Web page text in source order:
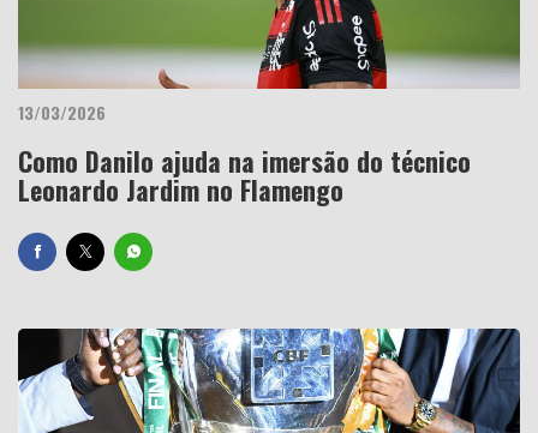
13/03/2026
Como Danilo ajuda na imersão do técnico
Leonardo Jardim no Flamengo